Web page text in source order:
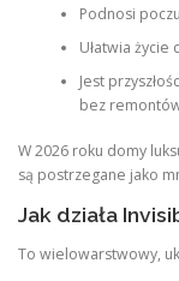
Podnosi
Ułatwia życie
Jest
bez
W 2026 roku domy
są postrzegane jako
Jak działa
To wielowarstwowy,